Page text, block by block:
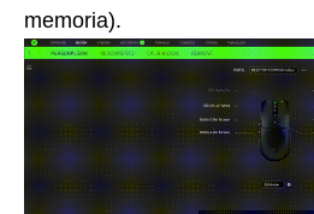
memoria).